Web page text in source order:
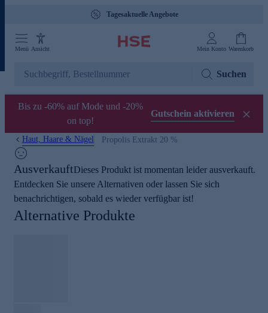
Tagesaktuelle Angebote
Menü Ansicht Mein Konto Warenkorb
Suchen
Bis zu -60% auf Mode und -20%
on top!
Gutschein aktivieren
Haut, Haare & Nägel Propolis Extrakt 20 %
AusverkauftDieses Produkt ist momentan leider ausverkauft.
Entdecken Sie unsere Alternativen oder lassen Sie sich
benachrichtigen, sobald es wieder verfügbar ist!
Alternative Produkte